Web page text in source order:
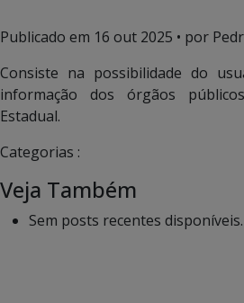
Publicado em 16 out 2025 • por
Consiste na possibilidade do
informação dos órgãos
Estadual.
Categorias :
Veja Também
Sem posts recentes disponíveis.